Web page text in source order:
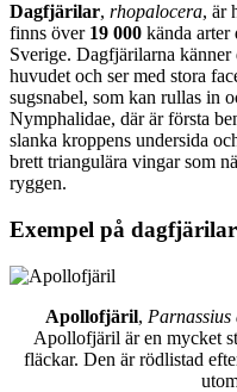
Dagfjärilar, rhopalocera, är
finns över 19 000 kända
Sverige. Dagfjärilarna
huvudet och ser med stora
sugsnabel, som kan rullas in
Nymphalidae, där är första
slanka kroppens undersida
brett triangulära vingar som
ryggen.
Exempel på dagfjärilar
Apollofjäril,
Apollofjäril är en mycket
fläckar. Den är rödlistad